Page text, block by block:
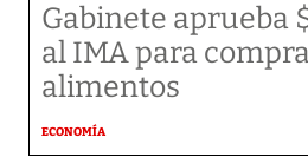
Gabinete aprueba
al IMA para
alimentos
ECONOMÍA